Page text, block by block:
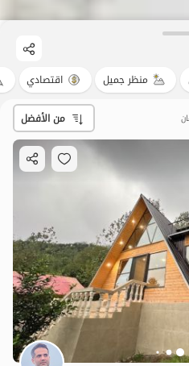
منظر جميل اقتصادي
من الأفضل